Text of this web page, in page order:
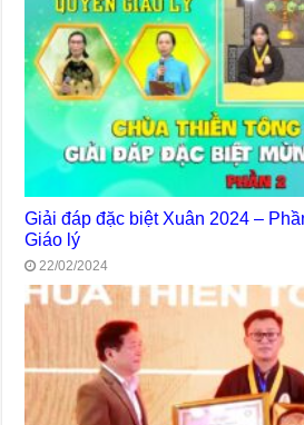
Giải đáp đặc biệt Xuân 2024 –
Giáo lý
22/02/2024